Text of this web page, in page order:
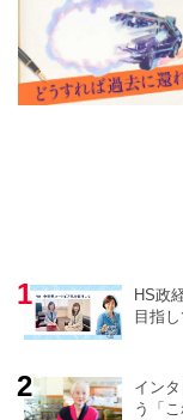
HS政
目指
イン
う「